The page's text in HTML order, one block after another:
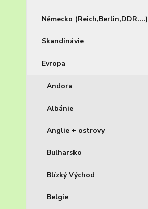
Německo (Reich,Berlin,DDR....)
Skandinávie
Evropa
Andora
Albánie
Anglie + ostrovy
Bulharsko
Blízký Východ
Belgie